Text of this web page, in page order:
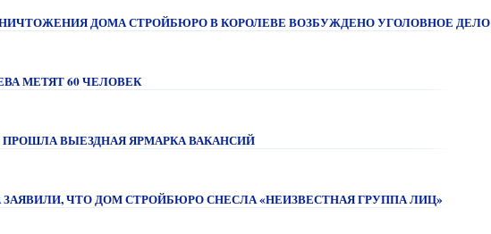
ДОМА СТРОЙБЮРО В КОРОЛЕВЕ ВОЗБУЖДЕНО УГОЛОВНОЕ ДЕЛО
МЕТЯТ 60 ЧЕЛОВЕК
ПРОШЛА ВЫЕЗДНАЯ ЯРМАРКА ВАКАНСИЙ
ЗАЯВИЛИ, ЧТО ДОМ СТРОЙБЮРО СНЕСЛА «НЕИЗВЕСТНАЯ ГРУППА ЛИЦ»